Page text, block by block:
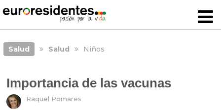
Salud Salud Niños
Importancia de las vacunas
Raquel Pomares